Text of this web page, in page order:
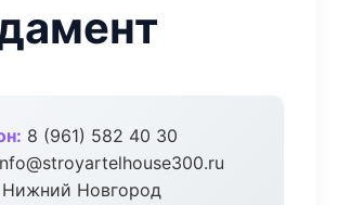
8 (961) 582 40 30
Нижний Новгород